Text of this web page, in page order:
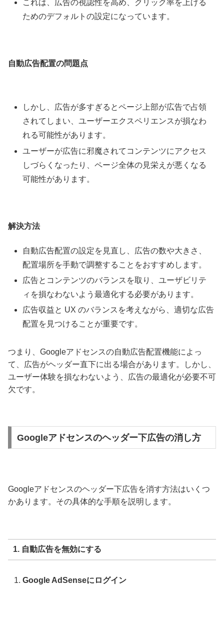
これは、広告の視認性を高め、クリック率を上げる
ためのデフォルトの設定になっています。
自動広告配置の問題点
しかし、広告が多すぎるとページ上部が広告で占領
されてしまい、ユーザーエクスペリエンスが損なわ
れる可能性があります。
ユーザーが広告に邪魔されてコンテンツにアクセス
しづらくなったり、ページ全体の見栄えが悪くなる
可能性があります。
解決方法
自動広告配置の設定を見直し、広告の数や大きさ、
配置場所を手動で調整することをおすすめします。
広告とコンテンツのバランスを取り、ユーザビリテ
ィを損なわないよう最適化する必要があります。
広告収益と UX のバランスを考えながら、適切な広告
配置を見つけることが重要です。
つまり、Googleアドセンスの自動広告配置機能によっ
て、広告がヘッダー直下に出る場合があります。しかし、
ユーザー体験を損なわないよう、広告の最適化が必要不可
欠です。
Googleアドセンスのヘッダー下広告の消し方
Googleアドセンスのヘッダー下広告を消す方法はいくつ
かあります。その具体的な手順を説明します。
1. 自動広告を無効にする
Google AdSenseにログイン